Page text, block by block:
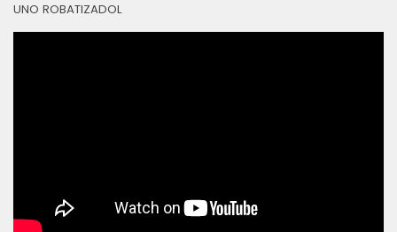
UNO ROBATIZADOL